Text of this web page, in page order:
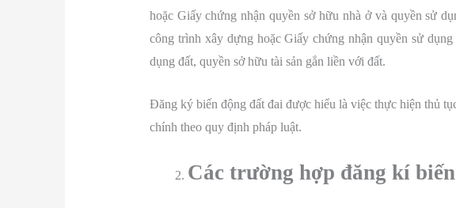
hoặc Giấy chứng nhận quyền sở hữu nhà ở và quyền sử
công trình xây dựng hoặc Giấy chứng nhận quyền sử
dụng đất, quyền sở hữu tài sản gắn liền với đất.
Đăng ký biến động đất đai được hiểu là việc thực hiện thủ
chính theo quy định pháp luật.
Các trường hợp đăng kí